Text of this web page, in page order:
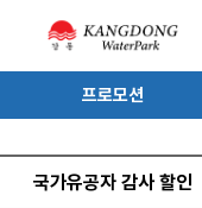
프로모션
국가유공자 감사 할인